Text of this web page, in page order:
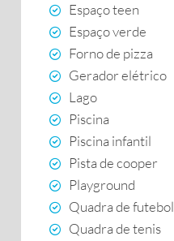
Espaço teen
Espaço verde
Forno de pizza
Gerador elétrico
Lago
Piscina
Piscina infantil
Pista de cooper
Playground
Quadra de futebol
Quadra de tenis